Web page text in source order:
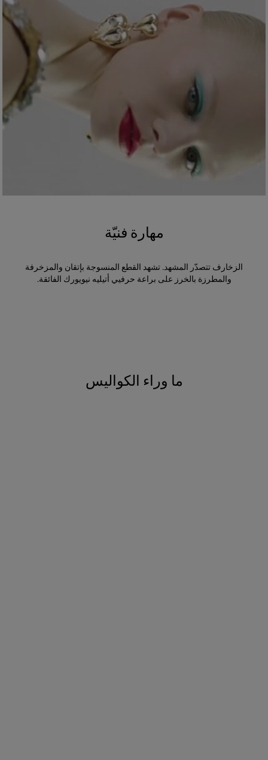
مهارة فنيّة
الزخارف تتصدّر المشهد. تشهد القطع المنسوجة بإتقان والمزخرفة
والمطرزة بالخرز على براعة حرفيي أتيليه نيويورك الفائقة.
ما وراء الكواليس